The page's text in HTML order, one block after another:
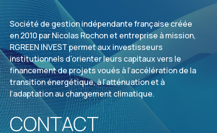
Société de gestion indépendante française créée
en 2010 par Nicolas Rochon et entreprise à mission,
RGREEN INVEST permet aux investisseurs
institutionnels d’orienter leurs capitaux vers le
financement de projets voués à l’accélération de la
transition énergétique, à l’atténuation et à
l’adaptation au changement climatique.
CONTACT